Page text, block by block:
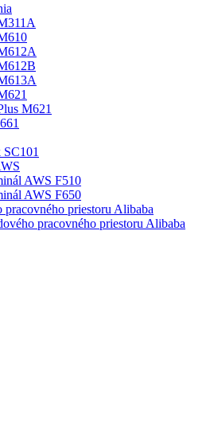
M621
AWS F510
AWS F650
pracovného priestoru Alibaba
pracovného priestoru Alibaba